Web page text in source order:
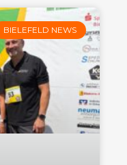
BIELEFELD NEWS